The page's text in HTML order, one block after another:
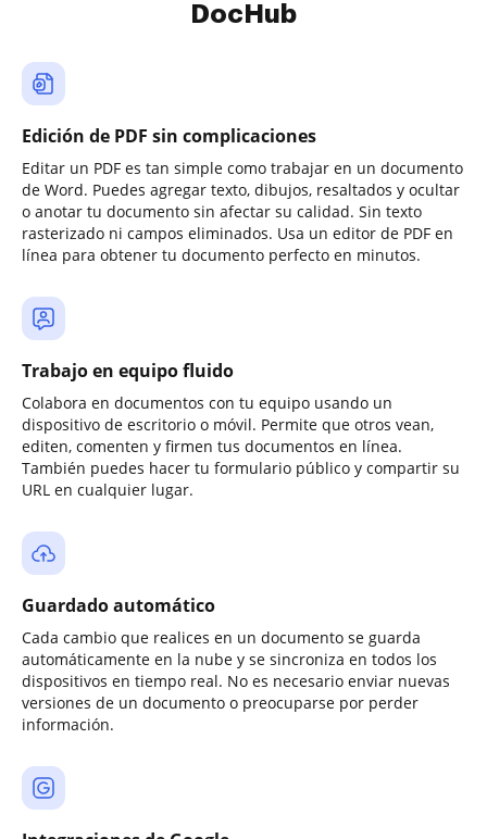
DocHub
Edición de PDF sin complicaciones
Editar un PDF es tan simple como trabajar en un documento
de Word. Puedes agregar texto, dibujos, resaltados y ocultar
o anotar tu documento sin afectar su calidad. Sin texto
rasterizado ni campos eliminados. Usa un editor de PDF en
línea para obtener tu documento perfecto en minutos.
Trabajo en equipo fluido
Colabora en documentos con tu equipo usando un
dispositivo de escritorio o móvil. Permite que otros vean,
editen, comenten y firmen tus documentos en línea.
También puedes hacer tu formulario público y compartir su
URL en cualquier lugar.
Guardado automático
Cada cambio que realices en un documento se guarda
automáticamente en la nube y se sincroniza en todos los
dispositivos en tiempo real. No es necesario enviar nuevas
versiones de un documento o preocuparse por perder
información.